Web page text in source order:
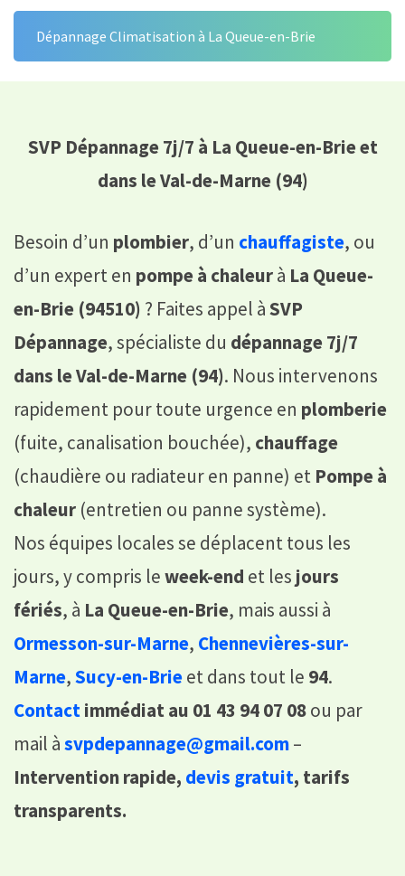
Dépannage Climatisation à La Queue-en-Brie
SVP Dépannage 7j/7 à La Queue-en-Brie et
dans le Val-de-Marne (94)
Besoin d’un plombier, d’un chauffagiste, ou
d’un expert en pompe à chaleurà La Queue-
en-Brie (94510) ? Faites appel àSVP
Dépannage, spécialiste du dépannage 7j/7
dans le Val-de-Marne (94). Nous intervenons
rapidement pour toute urgence en plomberie
(fuite, canalisation bouchée), chauffage
(chaudière ou radiateur en panne) et Pompe à
chaleur (entretien ou panne système).
Nos équipes locales se déplacent tous les
jours, y compris leweek-end et les jours
fériés, à La Queue-en-Brie, mais aussi à
Ormesson-sur-Marne, Chennevières-sur-
Marne,Sucy-en-Brieet dans tout le 94.
Contactimmédiat au 01 43 94 07 08ou par
mail àsvpdepannage@gmail.com–
Intervention rapide, devis gratuit, tarifs
transparents.